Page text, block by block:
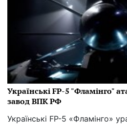
Українські FP-5 "Фламінго"
завод ВПК РФ
Українські FP-5 «Фламінго»